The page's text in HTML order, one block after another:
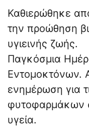
Καθιερώθηκε
την προώθηση
υγιεινής ζωής.
Παγκόσμια
Εντομοκτόνων.
ενημέρωση για
φυτοφαρμάκων
υγεία.